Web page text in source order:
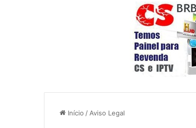
Início / Aviso Legal